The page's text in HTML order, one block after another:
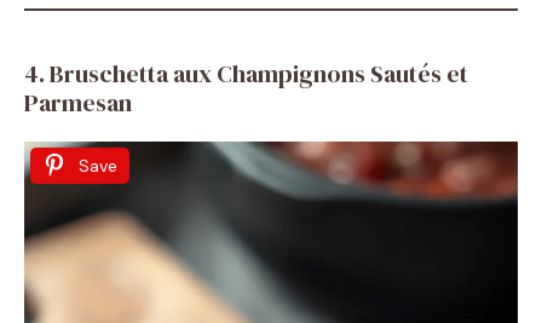
4. Bruschetta aux Champignons Sautés et
Parmesan
Save